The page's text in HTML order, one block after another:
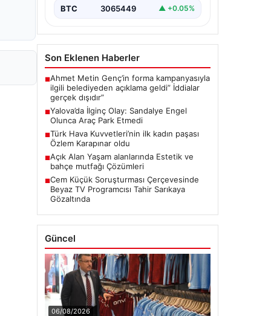
BTC 3065449 ▲ +0.05%
Son Eklenen Haberler
■Ahmet Metin Genç’in forma kampanyasıyla
ilgili belediyeden açıklama geldi” İddialar
gerçek dışıdır”
■Yalova’da İlginç Olay: Sandalye Engel
Olunca Araç Park Etmedi
■Türk Hava Kuvvetleri’nin ilk kadın paşası
Özlem Karapınar oldu
■Açık Alan Yaşam alanlarında Estetik ve
bahçe mutfağı Çözümleri
■Cem Küçük Soruşturması Çerçevesinde
Beyaz TV Programcısı Tahir Sarıkaya
Gözaltında
Güncel
06/08/2026